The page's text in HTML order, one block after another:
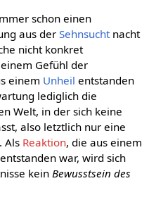
schon einen
aus derSehnsuchtnacht
nicht konkret
Gefühl der
einem Unheil entstanden
lediglich die
Welt, in der sich keine
also letztlich nur eine
Als Reaktion, die aus einem
war, wird sich
kein Bewusstsein des